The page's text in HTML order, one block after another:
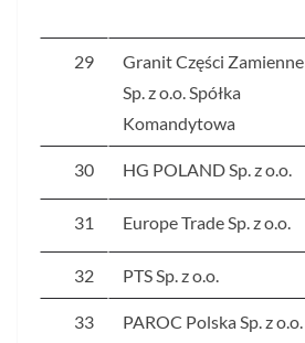
29
Granit Części Zamienne
Sp. z o.o. Spółka
Komandytowa
30 HG POLAND Sp. z o.o.
31 Europe Trade Sp. z o.o.
32 PTS Sp. z o.o.
33 PAROC Polska Sp. z o.o.